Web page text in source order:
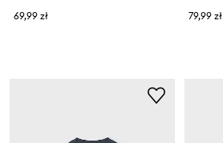
69,99 zł
79,99 zł